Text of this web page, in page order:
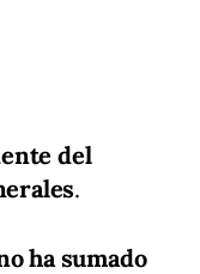
del
.
ha sumado